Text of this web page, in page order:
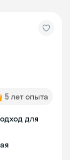
5 лет опыта
для